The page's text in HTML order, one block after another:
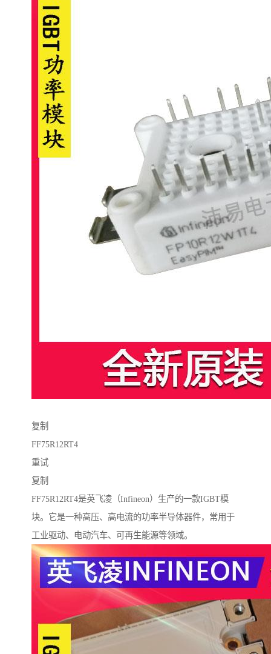
复制
FF75R12RT4
重试
复制
FF75R12RT4是英飞凌（Infineon）生产的一款IGBT模
块。它是一种高压、高电流的功率半导体器件，常用于
工业驱动、电动汽车、可再生能源等领域。